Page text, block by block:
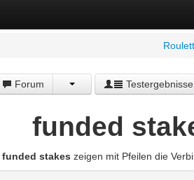
Forum Testergebnisse
funded
funded stakes zeigen mit Pfeilen die